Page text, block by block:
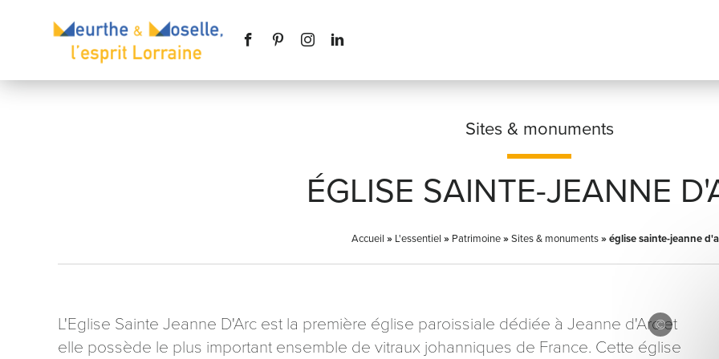
Sites & monuments
ÉGLISE SAINTE-JEANNE
Accueil » L'essentiel » Patrimoine»Sites & monuments»église sainte-jeanne
L'Eglise Sainte Jeanne D'Arc est la première église paroissiale dédiée à Jeanne d'Arc et
elle possède le plus important ensemble de vitraux johanniques de France. Cette église
Nom * Prénom*
Message